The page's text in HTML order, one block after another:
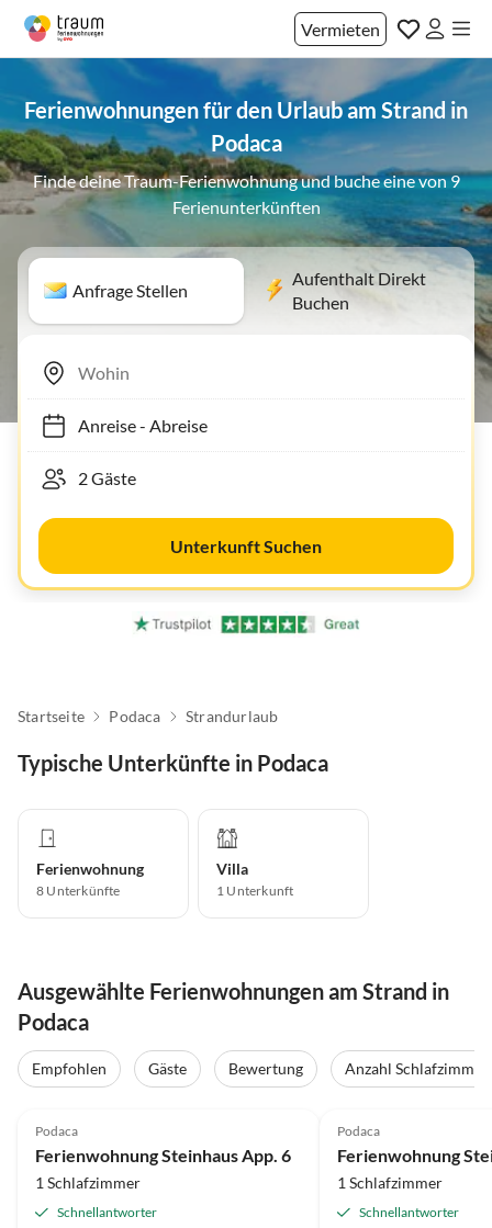
Vermieten
Ferienwohnungen für den Urlaub am Strand in
Podaca
Finde deine Traum-Ferienwohnung und buche eine von 9
Ferienunterkünften
Anfrage Stellen
Aufenthalt Direkt
Buchen
Anreise- Abreise
Unterkunft Suchen
Startseite Podaca Strandurlaub
Typische Unterkünfte in Podaca
Ferienwohnung
8 Unterkünfte
Villa
1 Unterkunft
Ausgewählte Ferienwohnungen am Strand in
Podaca
Empfohlen Gäste Bewertung
Anzahl Schlafzimmer
Podaca
Ferienwohnung Steinhaus App. 6
1 Schlafzimmer
Schnellantworter
Podaca
1 Schlafzimmer
Schnellantworter